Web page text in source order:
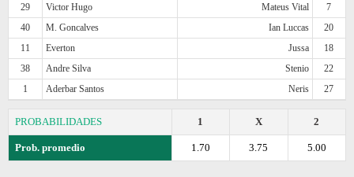
29
Victor Hugo Mateus Vital
7
40
M. Goncalves Ian Luccas
20
11
Everton Jussa
18
38
Andre Silva Stenio
22
1
Aderbar Santos Neris 27
PROBABILIDADES 2
X
1
Prob. promedio 5.00
3.75
1.70